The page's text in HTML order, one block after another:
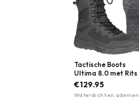
Tactische Boots
Ultima 8.0 met Rits
Waterproof & Vegan
€129.95
Waterdicht en